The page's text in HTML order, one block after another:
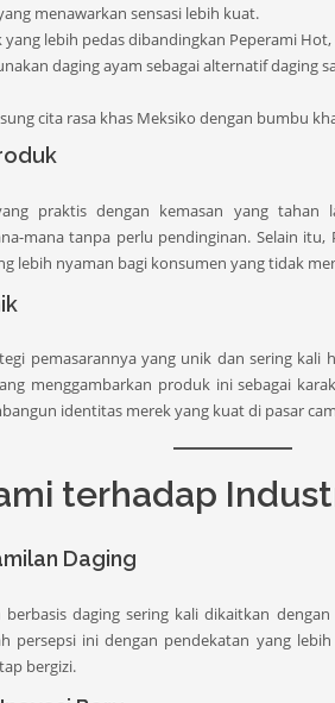
menawarkan sensasi lebih kuat.
yang lebih pedas dibandingkan Peperami
daging ayam sebagai alternatif daging
cita rasa khas Meksiko dengan bumbu
praktis dengan kemasan yang
mana tanpa perlu pendinginan. Selain
lebih nyaman bagi konsumen yang tidak
pemasarannya yang unik dan sering kali
menggambarkan produk ini sebagai
identitas merek yang kuat di pasar
terhadap
Daging
berbasis daging sering kali dikaitkan
persepsi ini dengan pendekatan yang
bergizi.